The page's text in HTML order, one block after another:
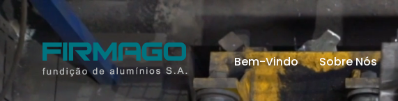
Bem-Vindo Sobre Nós